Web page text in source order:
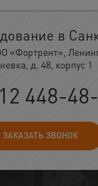
в
«Фортрент»,
д. 48, корпус 1
448-
ЗАКАЗАТЬ ЗВОНОК